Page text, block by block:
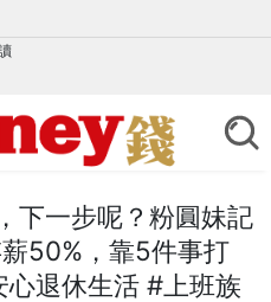
下一步呢？粉圓妹記
50%，靠5件事打
退休生活 #上班族